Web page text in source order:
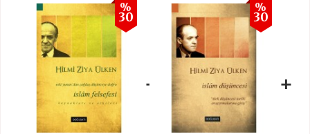
%
30
+
%
30
+